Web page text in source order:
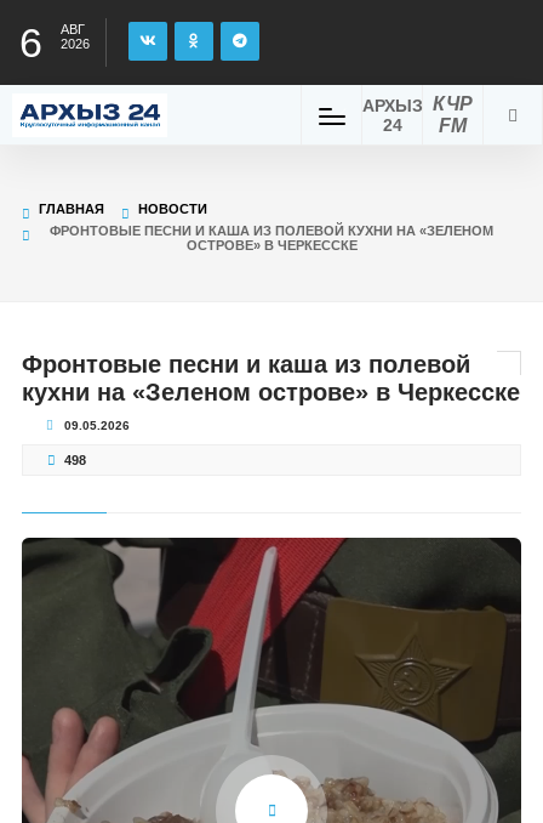
6
АВГ
2026
КЧР
FM
АРХЫЗ
24
ГЛАВНАЯ
НОВОСТИ
ФРОНТОВЫЕ ПЕСНИ И КАША ИЗ ПОЛЕВОЙ КУХНИ НА «ЗЕЛЕНОМ
ОСТРОВЕ» В ЧЕРКЕССКЕ
Фронтовые песни и каша из полевой
кухни на «Зеленом острове» в Черкесске
09.05.2026
498